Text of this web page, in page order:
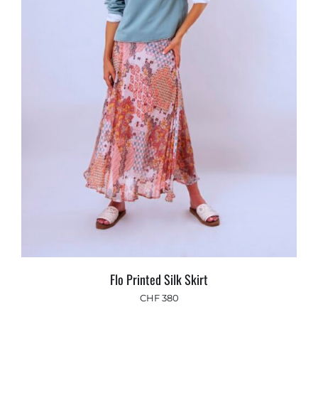
Flo Printed Silk Skirt
CHF380